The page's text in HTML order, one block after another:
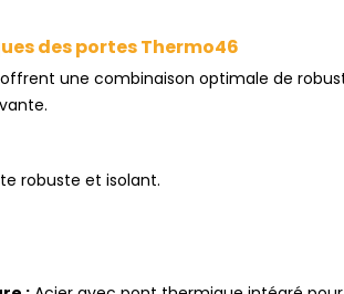
des portes Thermo46
une combinaison optimale de
robuste et isolant.